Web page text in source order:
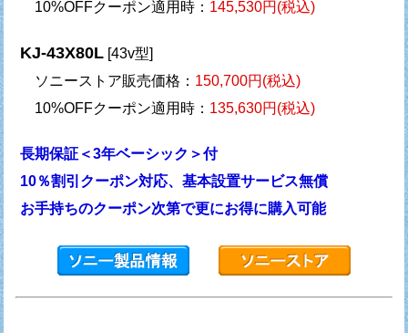
10%OFFクーポン適用時： 145,530円(税込)
KJ-43X80L[43v型]
ソニーストア販売価格： 150,700円(税込)
10%OFFクーポン適用時： 135,630円(税込)
長期保証＜3年ベーシック＞付
10％割引クーポン対応、基本設置サービス無償
お手持ちのクーポン次第で更にお得に購入可能